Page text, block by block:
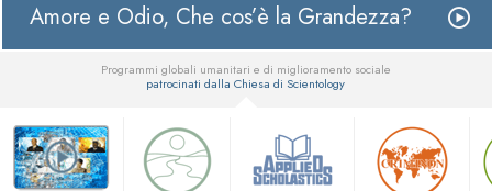
Amore e Odio, Che cos’è la Grandezza?
Programmi globali umanitari e di miglioramento sociale
patrocinati dalla Chiesa di Scientology